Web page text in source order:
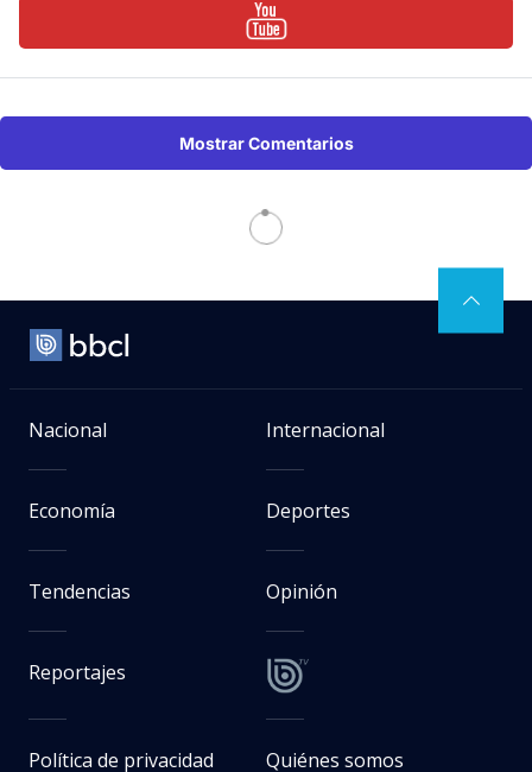
Mostrar Comentarios
> Última Hora
Salarios reales aumentaron 3,2%
en un año y recuperan poder
adquisitivo ante el control
Verónica Reyes